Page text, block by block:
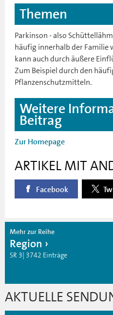
Themen
Parkinson - also
häufig innerhalb der Familie
kann auch durch äußere
Zum Beispiel durch den
Pflanzenschutzmitteln.
Weitere
Beitrag
Zur Homepage
ARTIKEL MIT
Facebook
Mehr zur Reihe
Region
SR 3| 3742 Einträge
AKTUELLE